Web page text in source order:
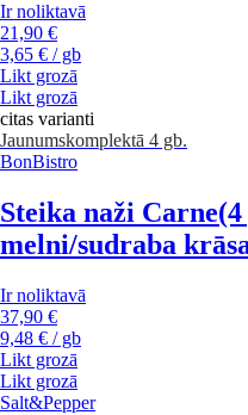
Ir noliktavā
21,90 €
3,65 € / gb
Likt grozā
Likt grozā
citas varianti
Jaunumskomplektā 4 gb.
BonBistro
Steika naži Carne
melni/sudraba
Ir noliktavā
37,90 €
9,48 € / gb
Likt grozā
Likt grozā
Salt&Pepper